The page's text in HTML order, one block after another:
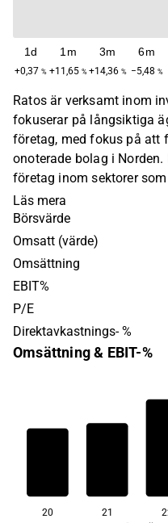
1d
+0,37 %
1m
+11,65 %
3m
+14,36 %
6m
−5,48 %
Ratos är verksamt inom
fokuserar på långsiktiga
företag, med fokus på att
onoterade bolag i
företag inom sektorer
konsumentvaror.
till Norden. Ratos
huvudkontor i Stockholm.
Läs mera
Börsvärde
Omsatt (värde)
Omsättning
EBIT%
P/E
Direktavkastnings- %
Omsättning & EBIT-%
20 21